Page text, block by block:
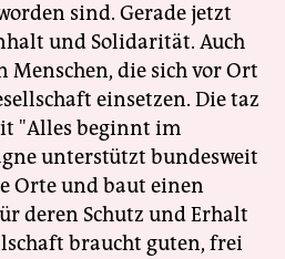
sind. Gerade jetzt
und Solidarität. Auch
die sich vor Ort
einsetzen. Die taz
"Alles beginnt im
unterstützt bundesweit
Orte und baut einen
deren Schutz und Erhalt
braucht guten, frei